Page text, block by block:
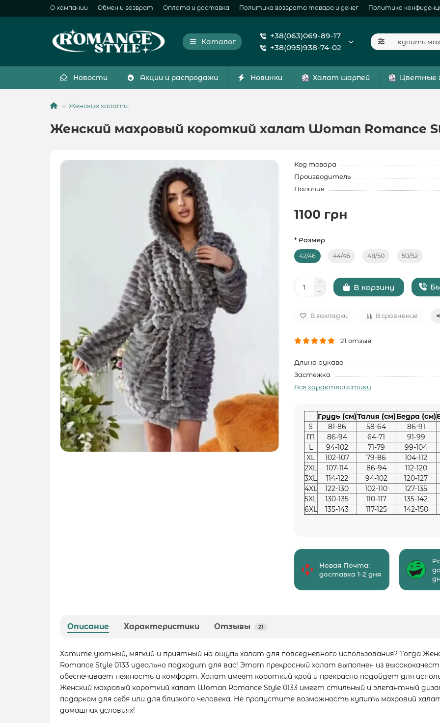
О компании Обмен и возврат Оплата и доставка Политика возврата товара и денег Политика
Каталог
+38(063)069-89-17
+38(095)938-74-02
Новости Акции и распродажи Новинки Халат шарпей Цветные
Женские халаты
Женский махровый короткий халат Woman Romance
Код товара
Производитель
Наличие
1100 грн
* Размер
42/46 44/46 48/50 50/52
В корзину
В закладки В сравнение
21 отзыв
Длина рукава
Застежка
Все характеристики
Грудь (см)Талия (см)Бедра (см)
S
81-86 58-64 86-91
M
86-94 64-71 91-99
L
94-102 71-79 99-104
XL
102-107 79-86 104-112
2XL
107-114 86-94 112-120
3XL
114-122 94-102 120-127
4XL
122-130 102-110 127-135
5XL
130-135 110-117 135-142
6XL
135-143 117-125 142-150
Новая Почта:
доставка 1-2 дня
Описание Характеристики Отзывы 21
Хотите уютный, мягкий и приятный на ощупь халат для повседневного использования? Тогда
Romance Style 0133 идеально подходит для вас! Этот прекрасный халат выполнен из
обеспечивает нежность и комфорт. Халат имеет короткий крой и прекрасно подойдет для
Женский махровый короткий халат Woman Romance Style 0133 имеет стильный и элегантный
подарком для себя или для близкого человека. Не пропустите возможность купить махровий
домашних условиях!